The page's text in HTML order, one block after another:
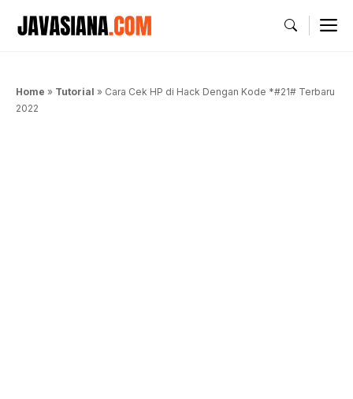
Home » Tutorial » Cara Cek HP di Hack Dengan Kode *#21# Terbaru
2022